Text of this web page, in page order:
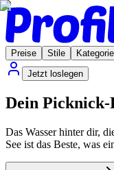
Preise Stile
Jetzt loslegen
Dein Picknick-
Das Wasser hinter dir,
See ist das Beste, was